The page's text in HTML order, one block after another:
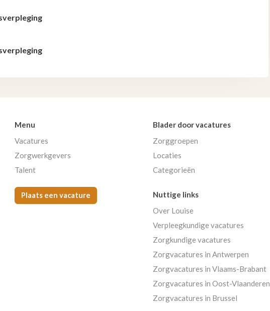
Menu
Vacatures
Zorgwerkgevers
Talent
Plaats een vacature
Blader door vacatures
Zorggroepen
Locaties
Categorieën
Nuttige links
Over Louise
Verpleegkundige vacatures
Zorgkundige vacatures
Zorgvacatures in Antwerpen
Zorgvacatures in Vlaams-Brabant
Zorgvacatures in Oost-Vlaanderen
Zorgvacatures in Brussel